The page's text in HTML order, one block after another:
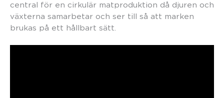
central för en cirkulär matproduktion då djuren och
växterna samarbetar och ser till så att marken
brukas på ett hållbart sätt.